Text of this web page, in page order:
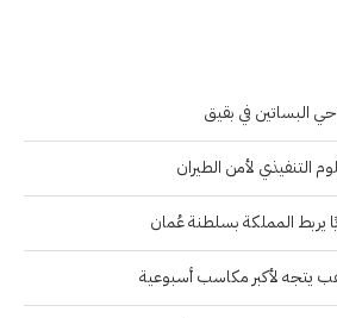
البساتين في بقيق
التنفيذي لأمن الطيران
يربط المملكة بسلطنة عُمان
يتجه لأكبر مكاسب أسبوعية